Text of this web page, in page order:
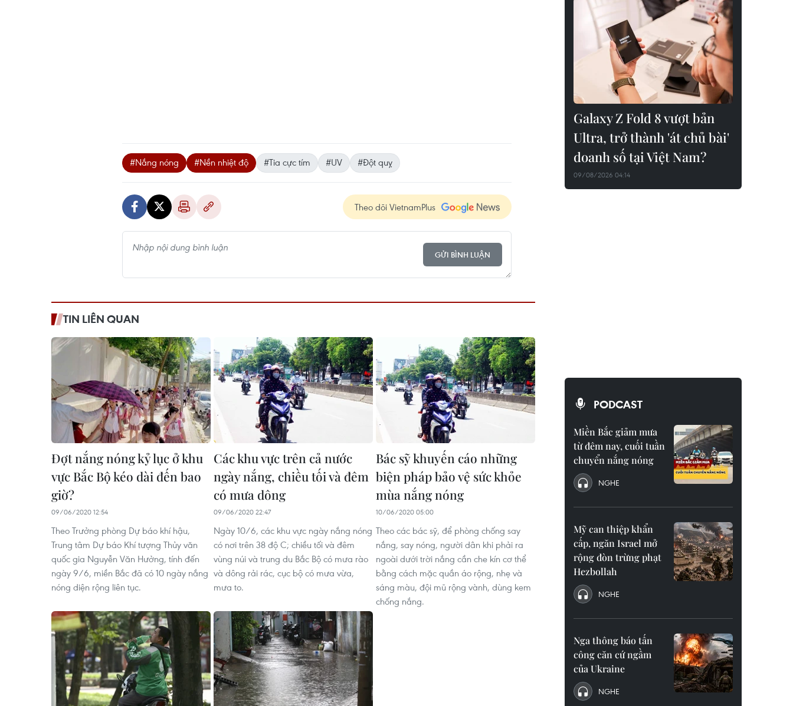
#Nắng nóng #Nền nhiệt độ #Tia cực tím #UV #Đột quỵ
Theo dõi VietnamPlus
GỬI BÌNH LUẬN
TIN LIÊN QUAN
Đợt nắng nóng kỷ lục ở khu
vực Bắc Bộ kéo dài đến bao
giờ?
09/06/2020 12:54
Theo Trưởng phòng Dự báo khí hậu,
Trung tâm Dự báo Khí tượng Thủy văn
quốc gia Nguyễn Văn Hưởng, tính đến
ngày 9/6, miền Bắc đã có 10 ngày nắng
nóng diện rộng liên tục.
Các khu vực trên cả nước
ngày nắng, chiều tối và đêm
có mưa dông
09/06/2020 22:47
Ngày 10/6, các khu vực ngày nắng nóng
có nơi trên 38 độ C; chiều tối và đêm
vùng núi và trung du Bắc Bộ có mưa rào
và dông rải rác, cục bộ có mưa vừa,
mưa to.
Bác sỹ khuyến cáo những
biện pháp bảo vệ sức khỏe
mùa nắng nóng
10/06/2020 05:00
Theo các bác sỹ, để phòng chống say
nắng, say nóng, người dân khi phải ra
ngoài dưới trời nắng cần che kín cơ thể
bằng cách mặc quần áo rộng, nhẹ và
sáng màu, đội mũ rộng vành, dùng kem
chống nắng.
Galaxy Z Fold 8 vượt bản
Ultra, trở thành 'át chủ bài'
doanh số tại Việt Nam?
09/08/2026 04:14
PODCAST
Miền Bắc giảm mưa
từ đêm nay, cuối tuần
chuyển nắng nóng
NGHE
Mỹ can thiệp khẩn
cấp, ngăn Israel mở
rộng đòn trừng phạt
Hezbollah
NGHE
Nga thông báo tấn
công căn cứ ngầm
của Ukraine
NGHE